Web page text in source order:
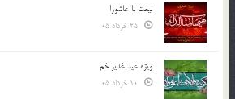
بیعت با عاشورا
ویژه عید غدیر خم